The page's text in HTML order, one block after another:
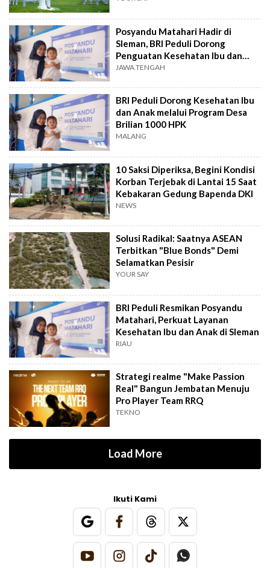
Posyandu Matahari Hadir di
Sleman, BRI Peduli Dorong
Penguatan Kesehatan Ibu dan
Anak
JAWA TENGAH
BRI Peduli Dorong Kesehatan Ibu
dan Anak melalui Program Desa
Brilian 1000 HPK
MALANG
10 Saksi Diperiksa, Begini Kondisi
Korban Terjebak di Lantai 15 Saat
Kebakaran Gedung Bapenda DKI
NEWS
Solusi Radikal: Saatnya ASEAN
Terbitkan "Blue Bonds" Demi
Selamatkan Pesisir
YOUR SAY
BRI Peduli Resmikan Posyandu
Matahari, Perkuat Layanan
Kesehatan Ibu dan Anak di Sleman
RIAU
Strategi realme "Make Passion
Real" Bangun Jembatan Menuju
Pro Player Team RRQ
TEKNO
Load More
Ikuti Kami